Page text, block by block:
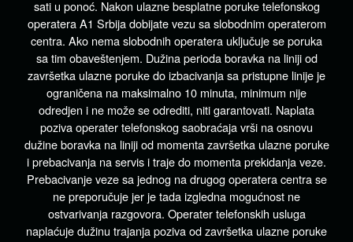
sati u ponoć. Nakon ulazne besplatne poruke telefonskog
operatera A1 Srbija dobijate vezu sa slobodnim operaterom
centra. Ako nema slobodnih operatera uključuje se poruka
sa tim obaveštenjem. Dužina perioda boravka na liniji od
završetka ulazne poruke do izbacivanja sa pristupne linije je
ograničena na maksimalno 10 minuta, minimum nije
odredjen i ne može se odrediti, niti garantovati. Naplata
poziva operater telefonskog saobraćaja vrši na osnovu
dužine boravka na liniji od momenta završetka ulazne poruke
i prebacivanja na servis i traje do momenta prekidanja veze.
Prebacivanje veze sa jednog na drugog operatera centra se
ne preporučuje jer je tada izgledna mogućnost ne
ostvarivanja razgovora. Operater telefonskih usluga
naplaćuje dužinu trajanja poziva od završetka ulazne poruke